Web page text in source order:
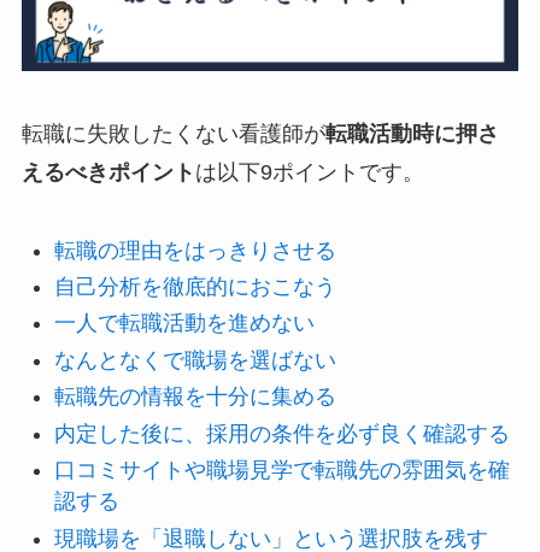
転職に失敗したくない看護師が転職活動時に押さ
えるべきポイント は以下9ポイントです。
転職の理由をはっきりさせる
自己分析を徹底的におこなう
一人で転職活動を進めない
なんとなくで職場を選ばない
転職先の情報を十分に集める
内定した後に、採用の条件を必ず良く確認する
口コミサイトや職場見学で転職先の雰囲気を確
認する
現職場を「退職しない」という選択肢を残す